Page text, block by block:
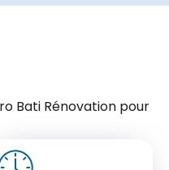
Bati Rénovation pour